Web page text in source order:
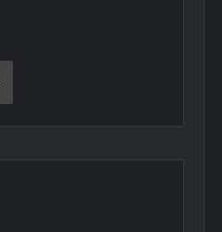
Yazdır